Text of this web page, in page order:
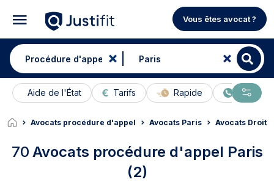
Vous êtes avocat ?
Aide de l'État Tarifs Rapide En ligne
Avocats procédure d'appel Avocats Paris Avocats Droit
70 Avocats procédure d'appel Paris
(2)